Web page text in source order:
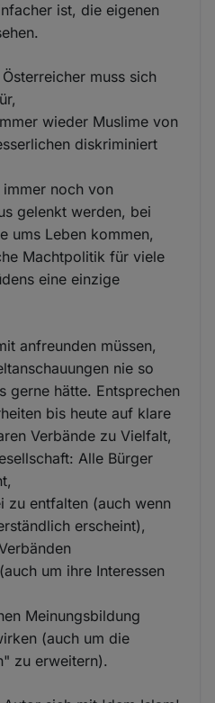
ist, die eigenen
muss sich
wieder Muslime von
diskriminiert
noch von
gelenkt werden, bei
ums Leben kommen,
Machtpolitik für viele
eine einzige
anfreunden müssen,
nie so
gerne hätte. Entsprechen
bis heute auf klare
Verbände zu Vielfalt,
Alle Bürger
zu entfalten (auch wenn
erscheint),
um ihre Interessen
Meinungsbildung
(auch um die
zu erweitern).